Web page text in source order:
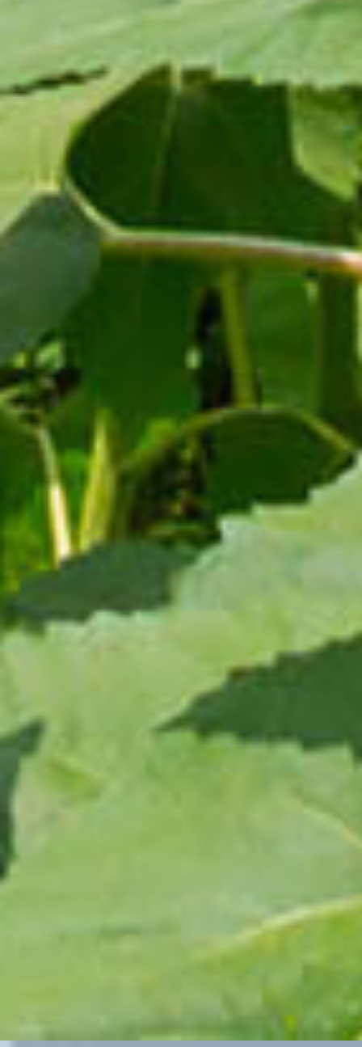
郵便番号情報を更新しました
2025.10.10 地名変更情報
地名変更情報を更新しました
2025.9.18
ニュースレターを更新しました
郵便番号情報を更新しました
2025.9.10 地名変更情報
地名変更情報を更新しました
「令和7年版 住民基本台帳 人口・世帯数表」
2025.8.29
全国町・字ファイル対応 大口事業所個別番号デ
ータファイルを更新しました
2025.8.20
全国人口統計マスターを更新しました
2025.8.20
推計年齢階級別人口付き全国人口統計マスターを
更新しました
2025.8.20
2025年4月調査による市区町村別人口・世帯数を
公開しました
2025.8.12
2025.8.12 地名変更情報
「令和7年版 住民基本台帳 人口・世帯数表」の
セミナー情報
緯度経度付き全国沿線・駅データベースを更新し
2025.6.10 郵便番号情報